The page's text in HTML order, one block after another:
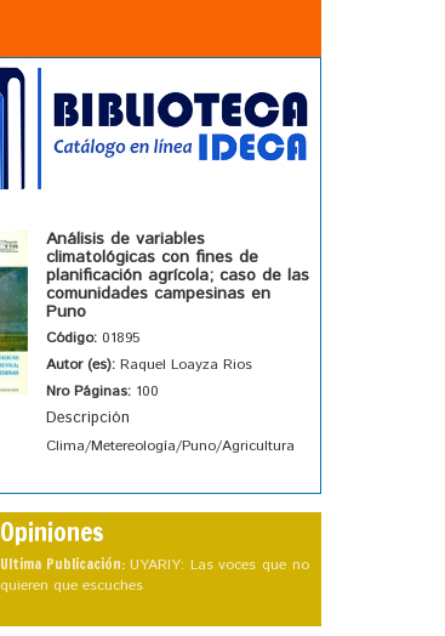
Análisis de variables
climatológicas con fines de
planificación agrícola; caso de las
comunidades campesinas en
Puno
Código: 01895
Autor (es): Raquel Loayza Rios
Nro Páginas: 100
Descripción
Clima/Metereología/Puno/Agricultura
Opiniones
Ultima Publicación: UYARIY: Las voces que no
quieren que escuches